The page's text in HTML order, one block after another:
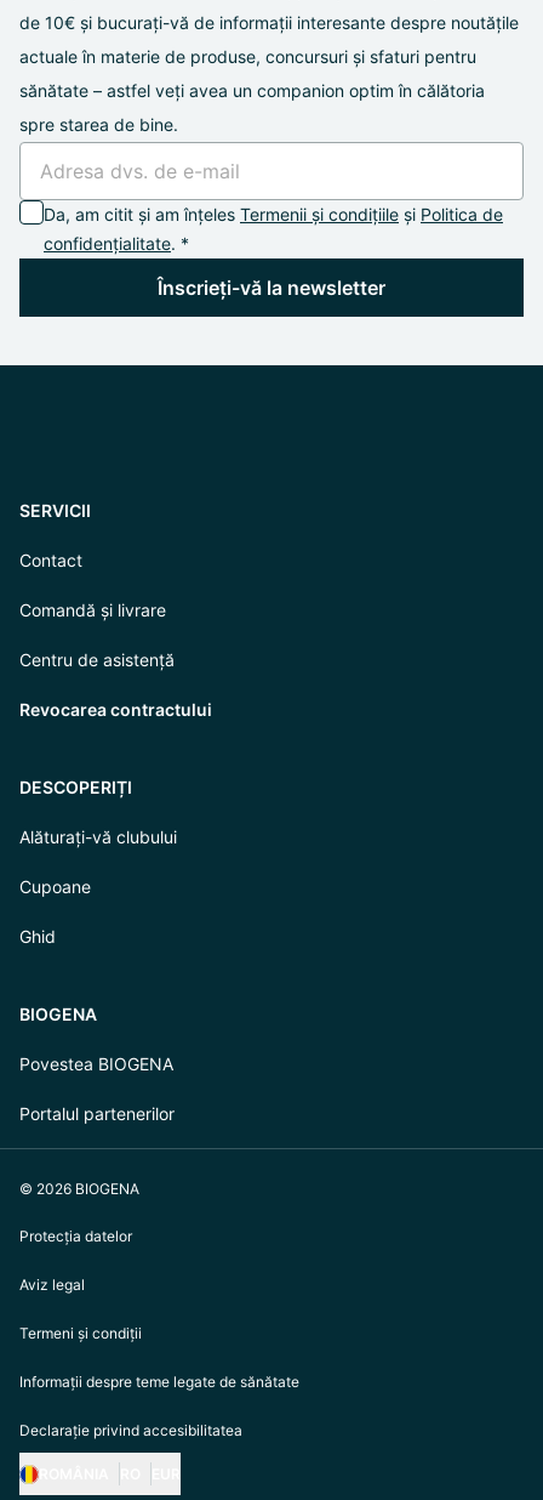
de 10€ și bucurați-vă de informații interesante despre noutățile
actuale în materie de produse, concursuri și sfaturi pentru
sănătate – astfel veți avea un companion optim în călătoria
spre starea de bine.
Da, am citit și am înțeles Termenii și condițiile și Politica de
confidențialitate. *
Înscrieți-vă la newsletter
SERVICII
Contact
Comandă și livrare
Centru de asistență
Revocarea contractului
DESCOPERIȚI
Alăturați-vă clubului
Cupoane
Ghid
BIOGENA
Povestea BIOGENA
Portalul partenerilor
© 2026 BIOGENA
Protecția datelor
Aviz legal
Termeni și condiții
Informații despre teme legate de sănătate
Declarație privind accesibilitatea